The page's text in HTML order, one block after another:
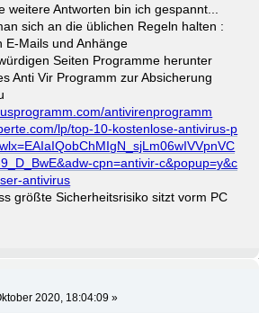
weitere Antworten bin ich gespannt...
sich an die üblichen Regeln halten :
E-Mails und Anhänge
Seiten Programme herunter
Anti Vir Programm zur Absicherung
antivirenprogramm
lp/top-10-kostenlose-antivirus-p
cpn=antivir-c&popup=y&c
antivirus
größte Sicherheitsrisiko sitzt vorm PC
2020, 18:04:09 »